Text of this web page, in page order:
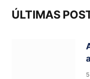
ÚLTIMAS